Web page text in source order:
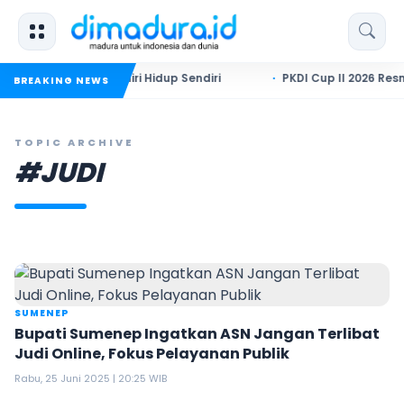
BREAKING NEWS
Akhiri Hidup Sendiri PKDI Cup II 2026 Resmi
TOPIC ARCHIVE
#JUDI
SUMENEP
Bupati Sumenep Ingatkan ASN Jangan Terlibat
Judi Online, Fokus Pelayanan Publik
Rabu, 25 Juni 2025 | 20:25 WIB